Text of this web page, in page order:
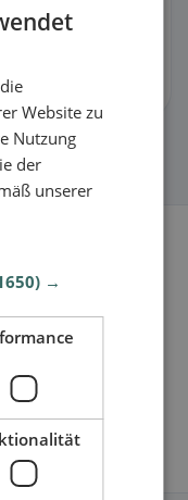
ristoranti.
Website zu
Nutzung
der
unserer
→